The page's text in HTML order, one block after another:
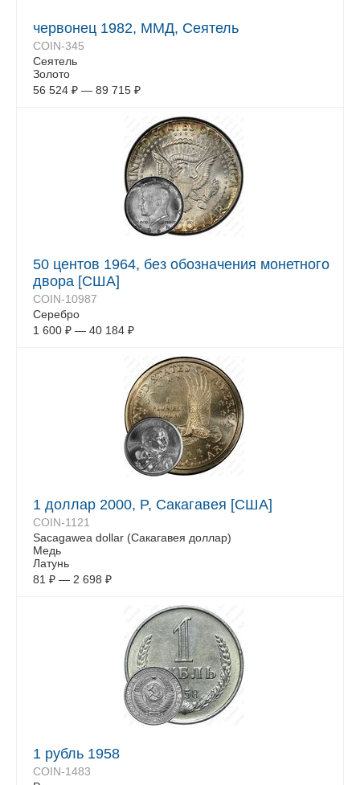
червонец 1982, ММД, Сеятель
COIN-345
Сеятель
Золото
56 524 ₽ — 89 715 ₽
50 центов 1964, без обозначения монетного
двора [США]
COIN-10987
Серебро
1 600 ₽ — 40 184 ₽
1 доллар 2000, P, Сакагавея [США]
COIN-1121
Sacagawea dollar (Сакагавея доллар)
Медь
Латунь
81 ₽ — 2 698 ₽
1 рубль 1958
COIN-1483